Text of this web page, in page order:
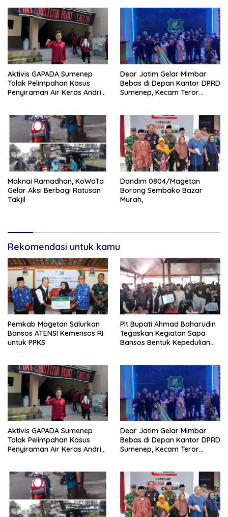
Aktivis GAPADA Sumenep
Tolak Pelimpahan Kasus
Penyiraman Air Keras Andrie
Dear Jatim Gelar Mimbar
Bebas di Depan Kantor DPRD
Sumenep, Kecam Teror
Maknai Ramadhan, KoWaTa
Gelar Aksi Berbagi Ratusan
Takjil
Dandim 0804/Magetan
Borong Sembako Bazar
Murah,
Rekomendasi untuk kamu
Pemkab Magetan Salurkan
Bansos ATENSI Kemensos RI
untuk PPKS
Plt Bupati Ahmad Baharudin
Tegaskan Kegiatan Sapa
Bansos Bentuk Kepedulian
Aktivis GAPADA Sumenep
Tolak Pelimpahan Kasus
Penyiraman Air Keras Andrie
Dear Jatim Gelar Mimbar
Bebas di Depan Kantor DPRD
Sumenep, Kecam Teror